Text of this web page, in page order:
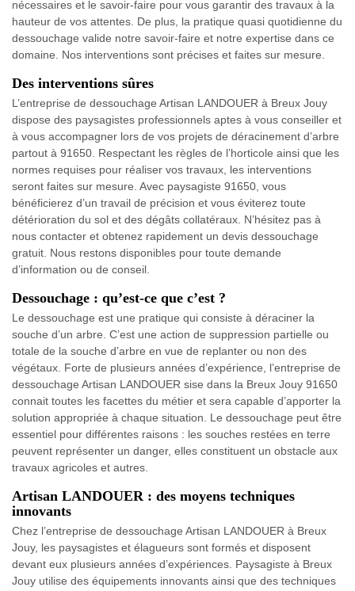
nécessaires et le savoir-faire pour vous garantir des travaux à la
hauteur de vos attentes. De plus, la pratique quasi quotidienne du
dessouchage valide notre savoir-faire et notre expertise dans ce
domaine. Nos interventions sont précises et faites sur mesure.
Des interventions sûres
L’entreprise de dessouchage Artisan LANDOUER à Breux Jouy
dispose des paysagistes professionnels aptes à vous conseiller et
à vous accompagner lors de vos projets de déracinement d’arbre
partout à 91650. Respectant les règles de l’horticole ainsi que les
normes requises pour réaliser vos travaux, les interventions
seront faites sur mesure. Avec paysagiste 91650, vous
bénéficierez d’un travail de précision et vous éviterez toute
détérioration du sol et des dégâts collatéraux. N’hésitez pas à
nous contacter et obtenez rapidement un devis dessouchage
gratuit. Nous restons disponibles pour toute demande
d’information ou de conseil.
Dessouchage : qu’est-ce que c’est ?
Le dessouchage est une pratique qui consiste à déraciner la
souche d’un arbre. C’est une action de suppression partielle ou
totale de la souche d’arbre en vue de replanter ou non des
végétaux. Forte de plusieurs années d’expérience, l’entreprise de
dessouchage Artisan LANDOUER sise dans la Breux Jouy 91650
connait toutes les facettes du métier et sera capable d’apporter la
solution appropriée à chaque situation. Le dessouchage peut être
essentiel pour différentes raisons : les souches restées en terre
peuvent représenter un danger, elles constituent un obstacle aux
travaux agricoles et autres.
Artisan LANDOUER : des moyens techniques
innovants
Chez l’entreprise de dessouchage Artisan LANDOUER à Breux
Jouy, les paysagistes et élagueurs sont formés et disposent
devant eux plusieurs années d’expériences. Paysagiste à Breux
Jouy utilise des équipements innovants ainsi que des techniques